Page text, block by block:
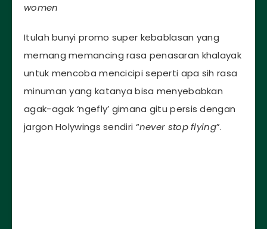
women
Itulah bunyi promo super kebablasan yang
memang memancing rasa penasaran khalayak
untuk mencoba mencicipi seperti apa sih rasa
minuman yang katanya bisa menyebabkan
agak-agak ‘ngefly’ gimana gitu persis dengan
jargon Holywings sendiri “never stop flying”.